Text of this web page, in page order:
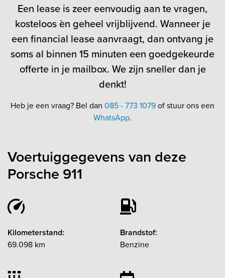
Een lease is zeer eenvoudig aan te vragen,
kosteloos èn geheel vrijblijvend. Wanneer je
een financial lease aanvraagt, dan ontvang je
soms al binnen 15 minuten een goedgekeurde
offerte in je mailbox. We zijn sneller dan je
denkt!
Heb je een vraag? Bel dan 085 - 773 1079of stuur ons een
WhatsApp.
Voertuiggegevens van deze
Porsche 911
Kilometerstand:
69.098 km
Brandstof:
Benzine